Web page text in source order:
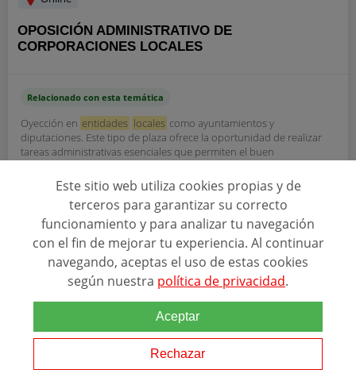
OPOSICIÓN ADMINISTRATIVO DE
CORPORACIONES LOCALES
Relacionado con esta temática
Oyección en entidades locales como ayuntamientos y
diputaciones. Este tipo de plaza ofrece la oportunidad de realizar
tareas administrativas esenciales que permiten el buen
INSTITUT NUMÀNCIA FORMACIÓ
Ver programa
SOLICITAR INFORMACIÓN
Este sitio web utiliza cookies propias y de
terceros para garantizar su correcto
funcionamiento y para analizar tu navegación
con el fin de mejorar tu experiencia. Al continuar
navegando, aceptas el uso de estas cookies
según nuestra política de privacidad.
Aceptar
Rechazar